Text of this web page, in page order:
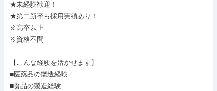
★未経験歓迎！
★第二新卒も採用実績あり！
※高卒以上
※資格不問
【こんな経験を活かせます】
■医薬品の製造経験
■食品の製造経験